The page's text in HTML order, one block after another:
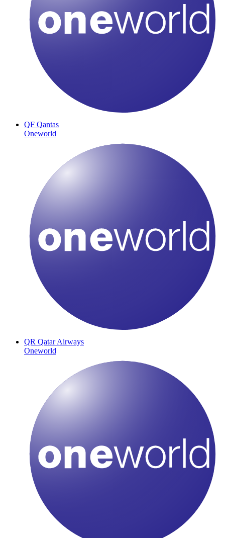
QF Qantas
Oneworld
QR Qatar Airways
Oneworld